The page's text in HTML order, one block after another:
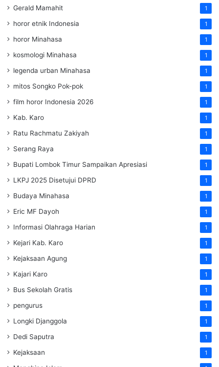
Gerald Mamahit 1
horor etnik Indonesia 1
horor Minahasa 1
kosmologi Minahasa 1
legenda urban Minahasa 1
mitos Songko Pok-pok 1
film horor Indonesia 2026 1
Kab. Karo 1
Ratu Rachmatu Zakiyah 1
Serang Raya 1
Bupati Lombok Timur Sampaikan Apresiasi 1
LKPJ 2025 Disetujui DPRD 1
Budaya Minahasa 1
Eric MF Dayoh 1
Informasi Olahraga Harian 1
Kejari Kab. Karo 1
Kejaksaan Agung 1
Kajari Karo 1
Bus Sekolah Gratis 1
pengurus 1
Longki Djanggola 1
Dedi Saputra 1
Kejaksaan 1